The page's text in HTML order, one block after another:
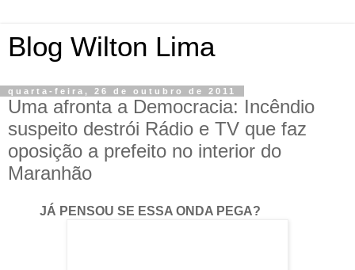
Blog Wilton Lima
quarta-feira, 26 de outubro de 2011
Uma afronta a Democracia: Incêndio
suspeito destrói Rádio e TV que faz
oposição a prefeito no interior do
Maranhão
JÁ PENSOU SE ESSA ONDA PEGA?